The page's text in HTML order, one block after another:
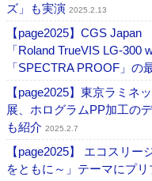
ズ」も実演 2025.2.13
【page2025】CGS
「Roland TrueVIS LG-300
「SPECTRA PROOF」の
【page2025】東京ラミネ
展、ホログラムPP加工の
も紹介 2025.2.7
【page2025】 エコスリ
をともに～」テーマにプ